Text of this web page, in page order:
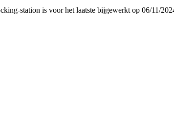
station is voor het laatste bijgewerkt op 06/11/